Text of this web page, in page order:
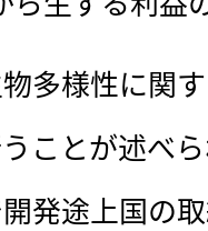
多様性に関
ことが述べ
発途上国の